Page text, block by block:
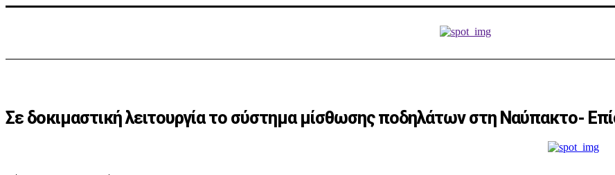
Σε δοκιμαστική λειτουργία το σύστημα μίσθωσης ποδηλάτων στη Ναύπακτο-